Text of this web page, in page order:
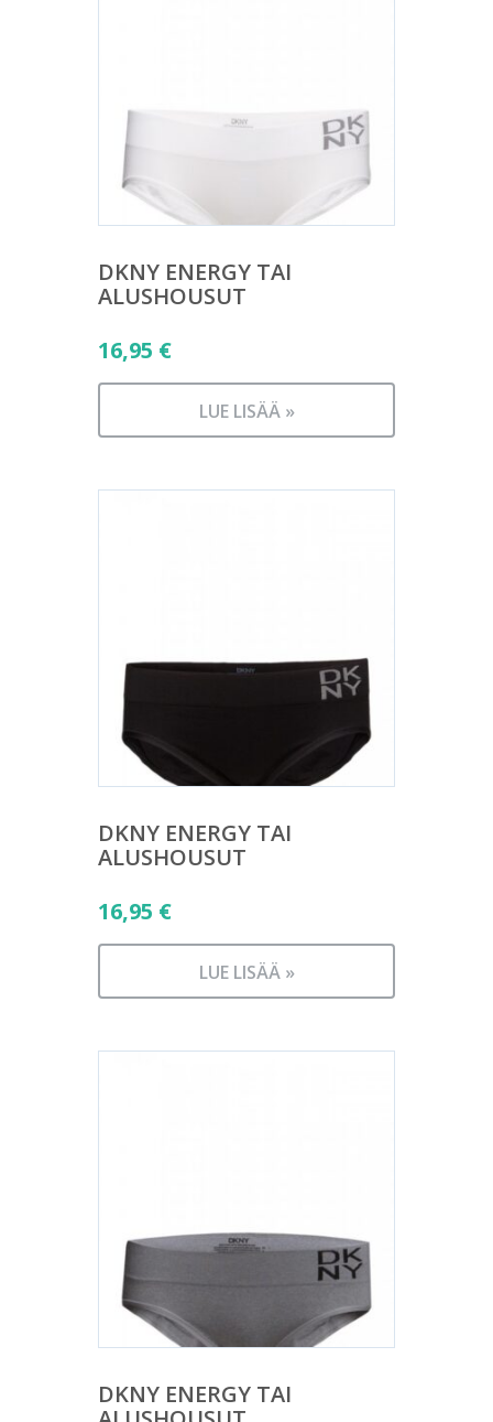
DKNY ENERGY TAI
ALUSHOUSUT
16,95 €
LUE LISÄÄ »
DKNY ENERGY TAI
ALUSHOUSUT
16,95 €
LUE LISÄÄ »
DKNY ENERGY TAI